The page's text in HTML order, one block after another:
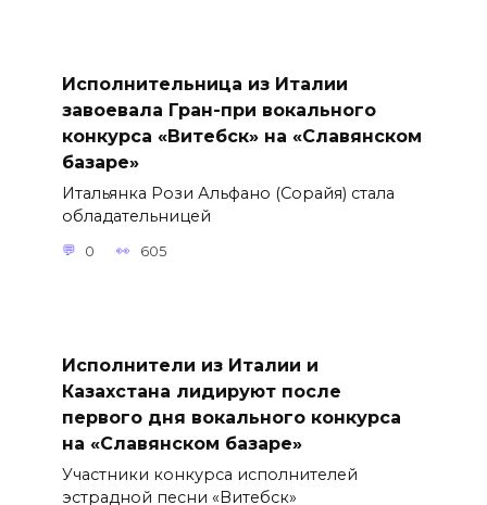
Исполнительница из Италии
завоевала Гран-при вокального
конкурса «Витебск» на «Славянском
базаре»
Итальянка Рози Альфано (Сорайя) стала
обладательницей
0 605
Исполнители из Италии и
Казахстана лидируют после
первого дня вокального конкурса
на «Славянском базаре»
Участники конкурса исполнителей
эстрадной песни «Витебск»